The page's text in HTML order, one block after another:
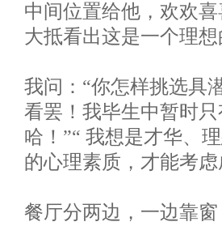
中间位置给他，欢欢
大抵看出这是一个理
我问：“你怎样挑选具
看罢！我毕生中暂时
哈！”“ 我想是才华、
的心理素质，才能考
餐厅分两边，一边靠